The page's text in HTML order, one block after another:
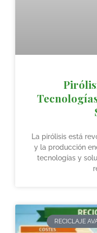
La pirólisis está
y la producción
tecnologías y
RECICLAJE